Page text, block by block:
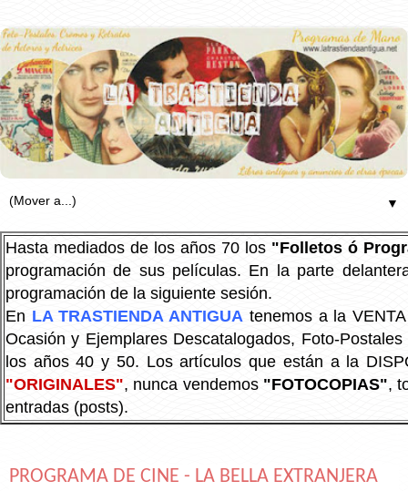
▼
Hasta mediados de los años 70 los "Folletos ó
programación de sus películas. En la parte
programación de la siguiente sesión.
En LA TRASTIENDA ANTIGUA tenemos a la
Ocasión y Ejemplares Descatalogados, Foto-
los años 40 y 50. Los artículos que están a la
"ORIGINALES", nunca vendemos "FOTOCOPIAS",
entradas (posts).
PROGRAMA DE CINE - LA BELLA EXTRANJERA